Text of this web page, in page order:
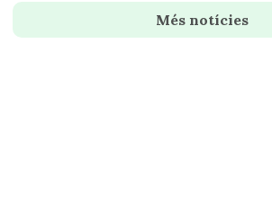
Més notícies